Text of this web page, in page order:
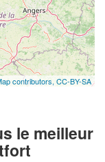
contributors, CC-BY-SA
le meilleur